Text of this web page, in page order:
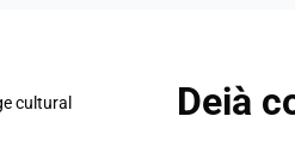
cultural
Deià